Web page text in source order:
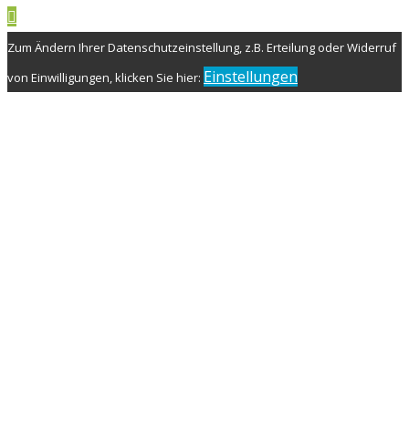
Zum Ändern Ihrer Datenschutzeinstellung, z.B. Erteilung oder Widerruf
von Einwilligungen, klicken Sie hier: Einstellungen